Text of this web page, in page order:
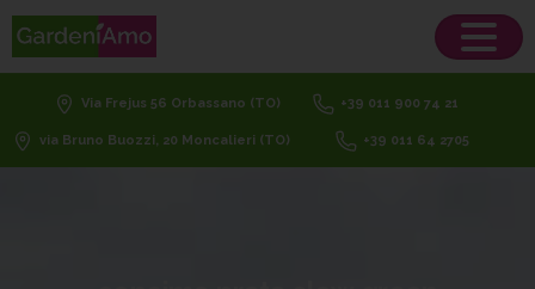
Via Frejus 56 Orbassano (TO) +39 011 900 74 21
via Bruno Buozzi, 20 Moncalieri (TO) +39 011 64 2705